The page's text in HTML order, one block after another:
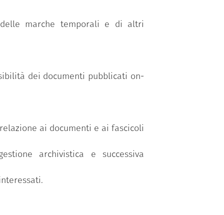
delle marche temporali e di altri
dei documenti pubblicati on-
ai documenti e ai fascicoli
archivistica e successiva